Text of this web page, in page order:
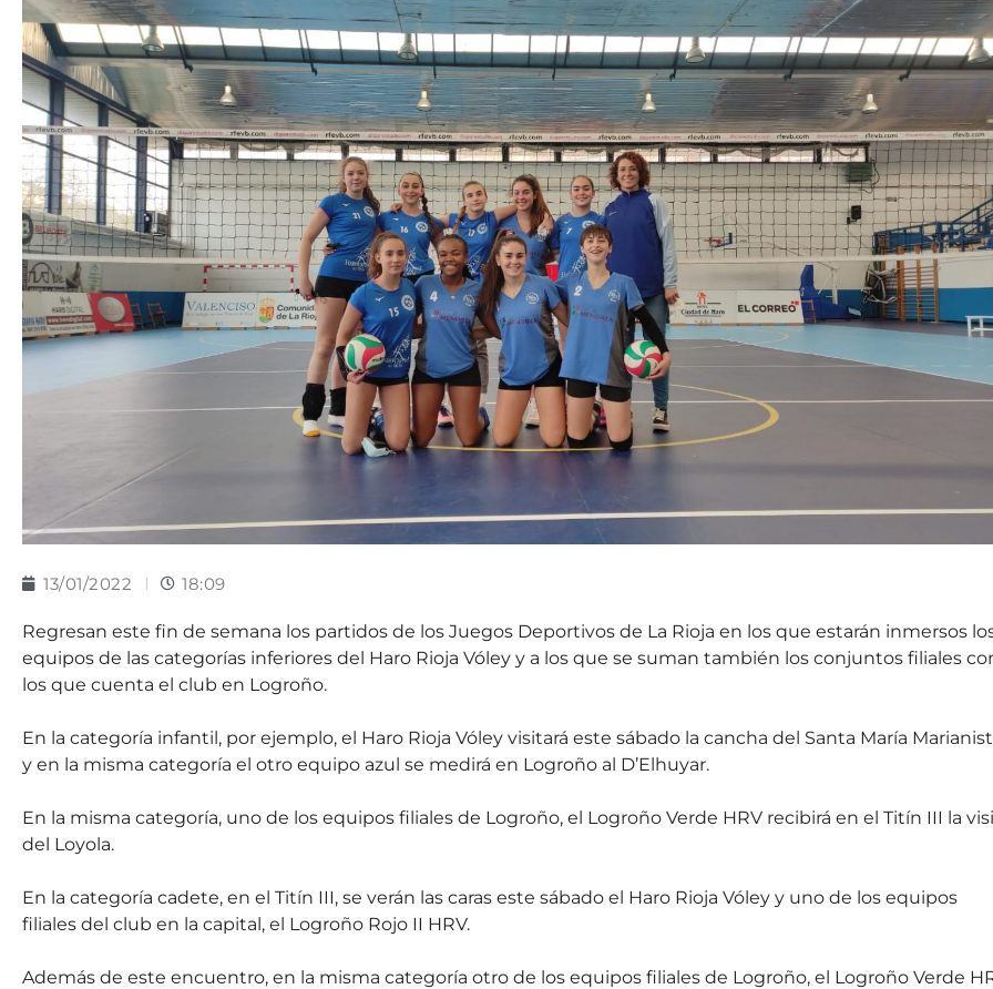
13/01/2022 18:09
Regresan este fin de semana los partidos de los Juegos Deportivos de La Rioja en los que estarán inmersos
equipos de las categorías inferiores del Haro Rioja Vóley y a los que se suman también los conjuntos filiales
los que cuenta el club en Logroño.
En la categoría infantil, por ejemplo, el Haro Rioja Vóley visitará este sábado la cancha del Santa María
y en la misma categoría el otro equipo azul se medirá en Logroño al D’Elhuyar.
En la misma categoría, uno de los equipos filiales de Logroño, el Logroño Verde HRV recibirá en el Titín III la
del Loyola.
En la categoría cadete, en el Titín III, se verán las caras este sábado el Haro Rioja Vóley y uno de los equipos
filiales del club en la capital, el Logroño Rojo II HRV.
Además de este encuentro, en la misma categoría otro de los equipos filiales de Logroño, el Logroño Verde